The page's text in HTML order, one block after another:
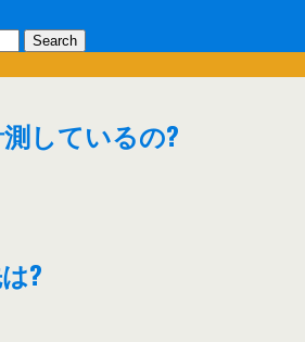
しているの?
?